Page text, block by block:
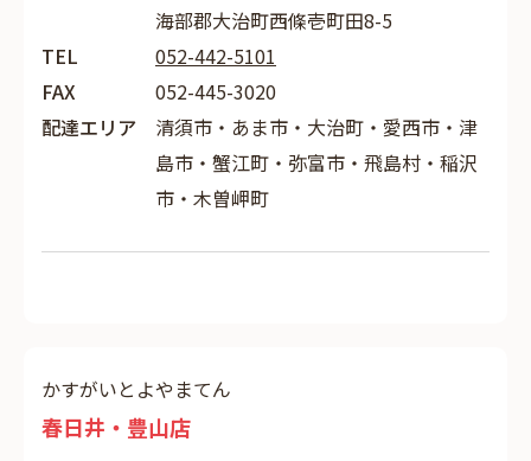
海部郡大治町西條壱町田8-5
TEL
052-442-5101
FAX
052-445-3020
配達エリア
清須市・あま市・大治町・愛西市・津
島市・蟹江町・弥富市・飛島村・稲沢
市・木曽岬町
かすがいとよやまてん
春日井・豊山店